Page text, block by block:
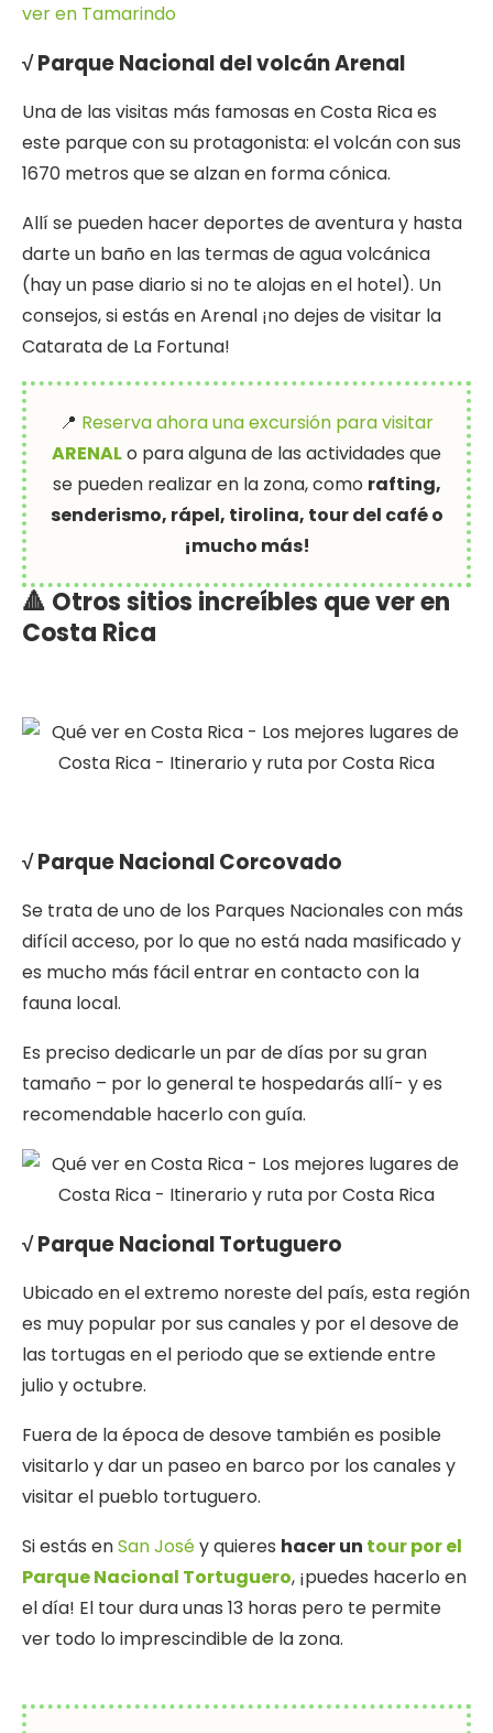
ver en Tamarindo
√ Parque Nacional del volcán Arenal
Una de las visitas más famosas en Costa Rica es
este parque con su protagonista: el volcán con sus
1670 metros que se alzan en forma cónica.
Allí se pueden hacer deportes de aventura y hasta
darte un baño en las termas de agua volcánica
(hay un pase diario si no te alojas en el hotel). Un
consejos, si estás en Arenal ¡no dejes de visitar la
Catarata de La Fortuna!
📍 Reserva ahora una excursión para visitar
ARENALo para alguna de las actividades que
se pueden realizar en la zona, como rafting,
senderismo, rápel, tirolina, tour del café o
¡mucho más!
🔺 Otros sitios increíbles que ver en
Costa Rica
√ Parque Nacional Corcovado
Se trata de uno de los Parques Nacionales con más
difícil acceso, por lo que no está nada masificado y
es mucho más fácil entrar en contacto con la
fauna local.
Es preciso dedicarle un par de días por su gran
tamaño – por lo general te hospedarás allí- y es
recomendable hacerlo con guía.
√ Parque Nacional Tortuguero
Ubicado en el extremo noreste del país, esta región
es muy popular por sus canales y por el desove de
las tortugas en el periodo que se extiende entre
julio y octubre.
Fuera de la época de desove también es posible
visitarlo y dar un paseo en barco por los canales y
visitar el pueblo tortuguero.
Si estás enSan Joséy quieres hacer un tour por el
Parque Nacional Tortuguero, ¡puedes hacerlo en
el día! El tour dura unas 13 horas pero te permite
ver todo lo imprescindible de la zona.